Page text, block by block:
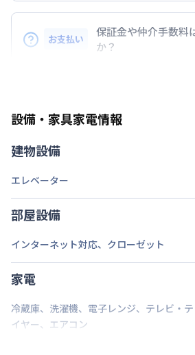
次回更新日
情報更新日より14日
インターネットご利用希望の場合
Fi（別途有料）をご案内しており
【速度制限について】
日18時～深夜1時まで速度が低速
お支払い
保証金や仲介手数料
か？
設備・家具家電情報
建物設備
エレベーター
部屋設備
インターネット対応、 クローゼット
家電
冷蔵庫、 洗濯機、 電子レンジ、 テレビ・
イヤー、 エアコン